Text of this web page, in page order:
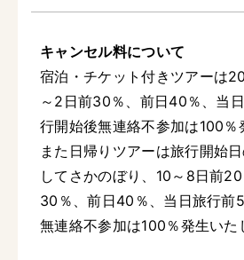
キャンセル料について
宿泊・チケット付きツアーは
～2日前30％、前日40％、当
行開始後無連絡不参加は100％
また日帰りツアーは旅行開始
してさかのぼり、10～8日前
30％、前日40％、当日旅行前
無連絡不参加は100％発生いた